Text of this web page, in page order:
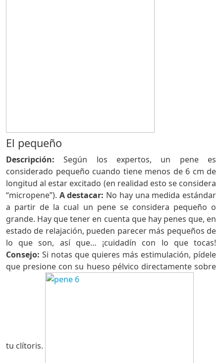
El pequeño
Descripción:Según los expertos, un pene es
considerado pequeño cuando tiene menos de 6 cm de
longitud al estar excitado (en realidad esto se considera
“micropene”). A destacar: No hay una medida estándar
a partir de la cual un pene se considera pequeño o
grande. Hay que tener en cuenta que hay penes que, en
estado de relajación, pueden parecer más pequeños de
lo que son, así que… ¡cuidadín con lo que tocas!
Consejo: Si notas que quieres más estimulación, pídele
que presione con su hueso pélvico directamente sobre
tu clítoris.